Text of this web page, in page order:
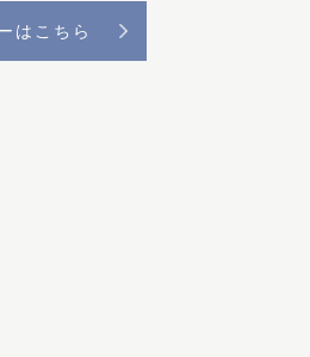
はこちら